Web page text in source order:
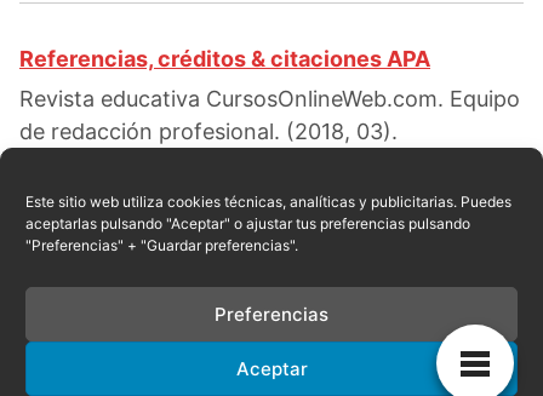
Este sitio web utiliza cookies técnicas, analíticas y publicitarias. Puedes
aceptarlas pulsando "Aceptar" o ajustar tus preferencias pulsando
"Preferencias" + "Guardar preferencias".
Aceptar
Preferencias
Referencias, créditos & citaciones APA
Revista educativa CursosOnlineWeb.com. Equipo
de redacción profesional. (2018, 03).
Raul E. Encarnación. Obtenido en fecha 08,
2026, desde el sitio web:
https://cursosonlineweb.com/caracteristicas-
del-neoclasicismo.html